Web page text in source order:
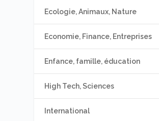
Ecologie, Animaux, Nature
Economie, Finance, Entreprises
Enfance, famille, éducation
High Tech, Sciences
International